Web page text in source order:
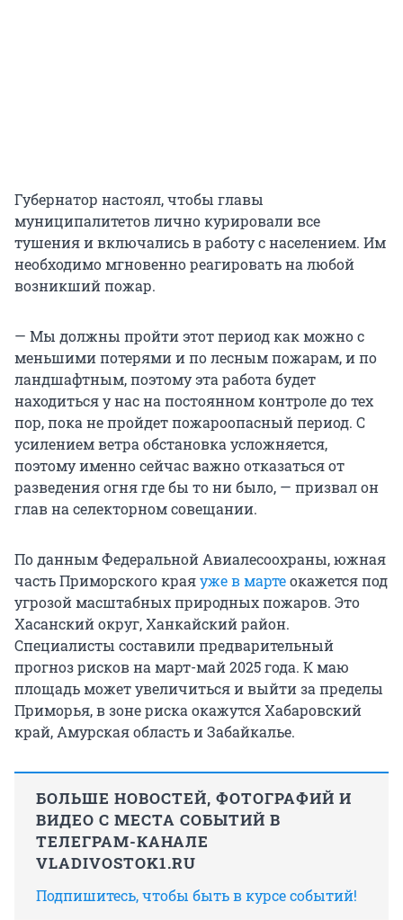
Губернатор настоял, чтобы главы
муниципалитетов лично курировали все
тушения и включались в работу с населением. Им
необходимо мгновенно реагировать на любой
возникший пожар.
— Мы должны пройти этот период как можно с
меньшими потерями и по лесным пожарам, и по
ландшафтным, поэтому эта работа будет
находиться у нас на постоянном контроле до тех
пор, пока не пройдет пожароопасный период. С
усилением ветра обстановка усложняется,
поэтому именно сейчас важно отказаться от
разведения огня где бы то ни было, — призвал он
глав на селекторном совещании.
По данным Федеральной Авиалесоохраны, южная
часть Приморского краяуже в мартеокажется под
угрозой масштабных природных пожаров. Это
Хасанский округ, Ханкайский район.
Специалисты составили предварительный
прогноз рисков намарт-май2025 года. К маю
площадь может увеличиться и выйти за пределы
Приморья, в зоне риска окажутся Хабаровский
край, Амурская область и Забайкалье.
БОЛЬШЕ НОВОСТЕЙ, ФОТОГРАФИЙ И
ВИДЕО С МЕСТА СОБЫТИЙ В
ТЕЛЕГРАМ-КАНАЛЕ
VLADIVOSTOK1.RU
Подпишитесь, чтобы быть в курсе событий!